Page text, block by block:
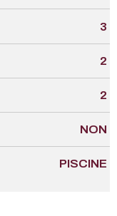
3
2
2
NON
PISCINE